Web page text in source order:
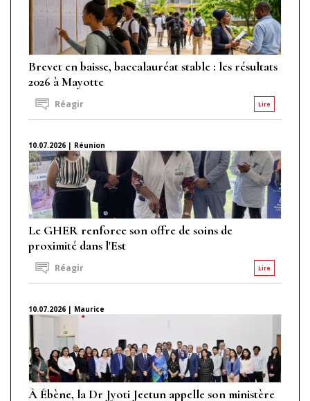
Brevet en baisse, baccalauréat stable : les résultats
2026 à Mayotte
Lire
Réagir
10.07.2026 | Réunion
Le GHER renforce son offre de soins de
proximité dans l'Est
Lire
Réagir
10.07.2026 | Maurice
À Ébène, la Dr Jyoti Jeetun appelle son ministère